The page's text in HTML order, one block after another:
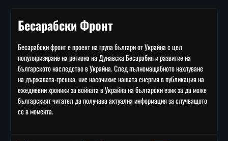
Бесарабски Фронт
Бесарабски фронт е проект на група българи от Украйна с цел
популяризиране на региона на Дунавска Бесарабия и развитие на
българското наследство в Украйна. След пълномащабното нахлуване
на държавата-грешка, ние насочихме нашата енергия в публикация на
ежедневни хроники за войната в Украйна на български език за да може
българският читател да получава актуална информация за случващото
се в момента.